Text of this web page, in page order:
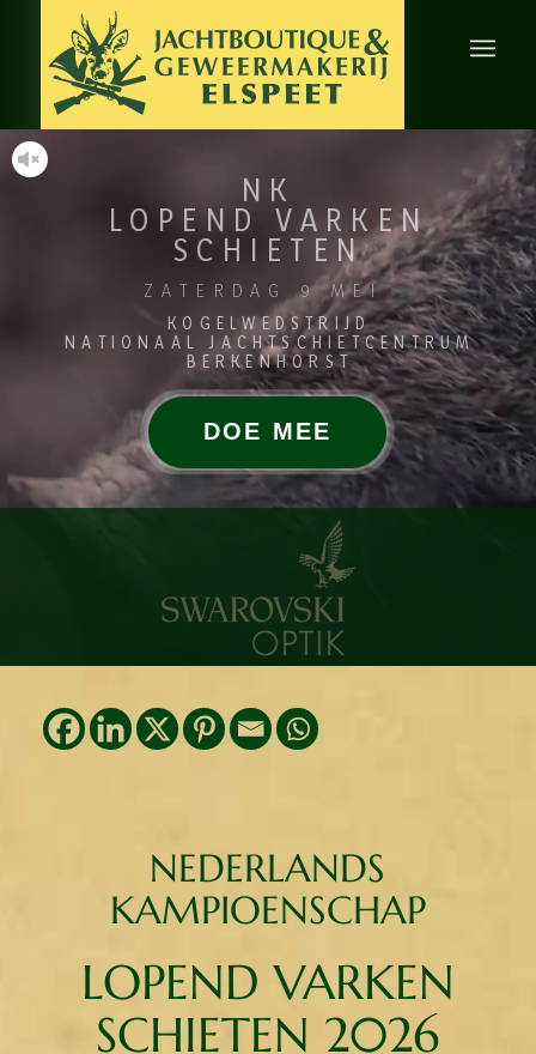
DOE MEE
DOE MEE
DOE MEE
NK
LOPEND VARKEN
SCHIETEN
ZATERDAG 9 MEI
KOGELWEDSTRIJD
NATIONAAL JACHTSCHIETCENTRUM
BERKENHORST
NEDERLANDS
KAMPIOENSCHAP
LOPEND VARKEN
SCHIETEN 2026